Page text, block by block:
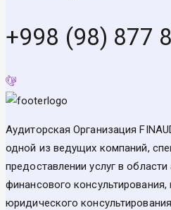
+998 (98) 877
Аудиторская Организация
одной из ведущих компаний,
предоставлении услуг в области
финансового консультирования,
юридического